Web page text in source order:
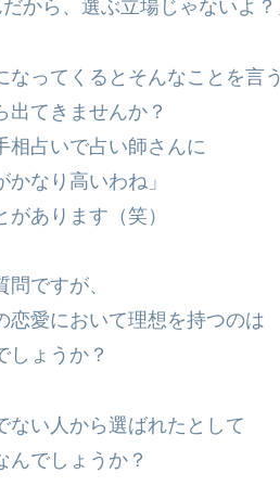
だから、選ぶ立場じゃないよ
なってくるとそんなことを言
出てきませんか？
相占いで占い師さんに
かなり高いわね」
があります（笑）
ですが、
恋愛において理想を持つのは
しょうか？
ない人から選ばれたとして
んでしょうか？